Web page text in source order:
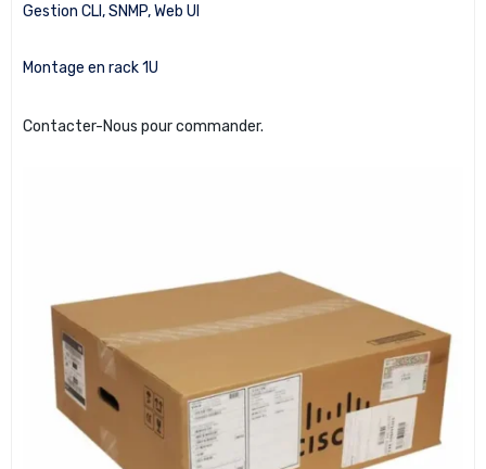
Gestion CLI, SNMP, Web UI
Montage en rack 1U
Contacter-Nous pour commander.